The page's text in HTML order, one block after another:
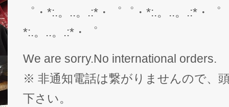
゜・*:.。..。.:*・゜゜・*:.。..。.:*・
*:.。..。.:*・゜
We are sorry.No international orders.
※ 非通知電話は繋がりませんので、
下さい。